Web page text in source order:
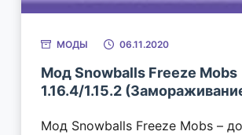
МОДЫ 06.11.2020
Мод Snowballs Freeze Mobs
1.16.4/1.15.2
Мод Snowballs Freeze Mobs –